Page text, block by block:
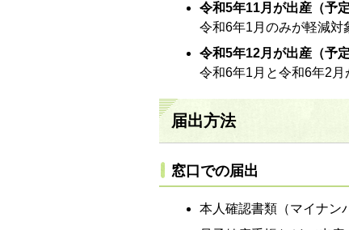
令和5年11月が出産（予
令和6年1月のみが軽減対
令和5年12月が出産（予
令和6年1月と令和6年2月
届出方法
窓口での届出
本人確認書類（マイナン